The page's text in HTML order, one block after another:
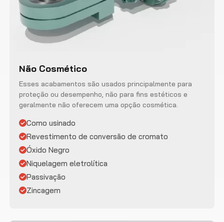
Não Cosmético
Esses acabamentos são usados ​​principalmente para
proteção ou desempenho, não para fins estéticos e
geralmente não oferecem uma opção cosmética.
Como usinado
Revestimento de conversão de cromato
Óxido Negro
Niquelagem eletrolítica
Passivação
Zincagem